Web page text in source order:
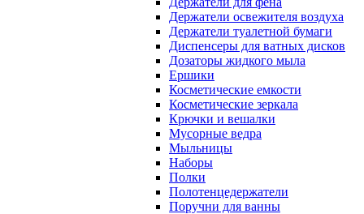
Держатели освежителя воздуха
Держатели туалетной бумаги
Диспенсеры для ватных дисков
Дозаторы жидкого мыла
Ершики
Косметические емкости
Косметические зеркала
Крючки и вешалки
Мусорные ведра
Мыльницы
Наборы
Полки
Полотенцедержатели
Поручни для ванны